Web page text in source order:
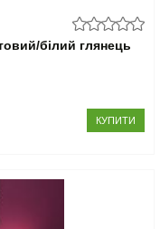
білий глянець
КУПИТИ